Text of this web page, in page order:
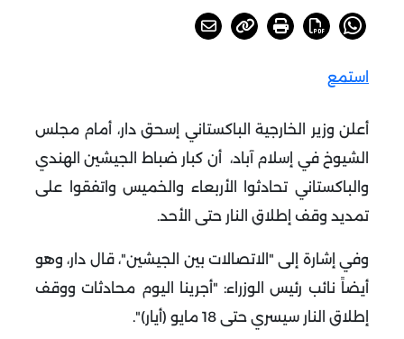
استمع
أعلن وزير الخارجية الباكستاني إسحق دار، أمام مجلس
الشيوخ في إسلام آباد، أن كبار ضباط الجيشين الهندي
والباكستاني تحادثوا الأربعاء والخميس واتفقوا على
تمديد وقف إطلاق النار حتى الأحد.
وفي إشارة إلى "الاتصالات بين الجيشين"، قال دار، وهو
أيضاً نائب رئيس الوزراء: "أجرينا اليوم محادثات ووقف
إطلاق النار سيسري حتى 18 مايو (أيار)".